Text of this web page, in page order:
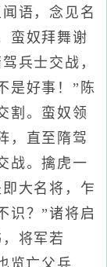
语，念见名
蛮奴拜舞谢
兵士交战，
是好事！”陈
割。蛮奴领
，直至隋驾
战。擒虎一
大名将，乍
识？”诸将启
将军若
览亡父兵